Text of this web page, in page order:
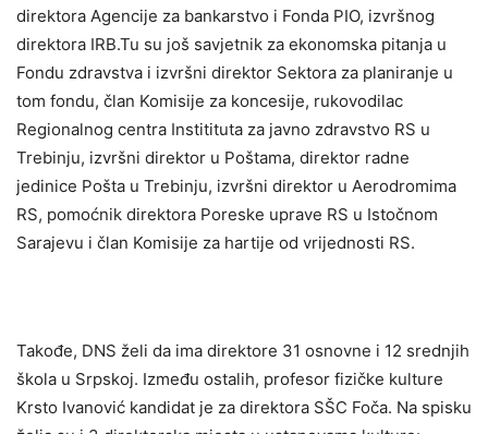
direktora Agencije za bankarstvo i Fonda PIO, izvršnog
direktora IRB.Tu su još savjetnik za ekonomska pitanja u
Fondu zdravstva i izvršni direktor Sektora za planiranje u
tom fondu, član Komisije za koncesije, rukovodilac
Regionalnog centra Institituta za javno zdravstvo RS u
Trebinju, izvršni direktor u Poštama, direktor radne
jedinice Pošta u Trebinju, izvršni direktor u Aerodromima
RS, pomoćnik direktora Poreske uprave RS u Istočnom
Sarajevu i član Komisije za hartije od vrijednosti RS.
Takođe, DNS želi da ima direktore 31 osnovne i 12 srednjih
škola u Srpskoj. Između ostalih, profesor fizičke kulture
Krsto Ivanović kandidat je za direktora SŠC Foča. Na spisku